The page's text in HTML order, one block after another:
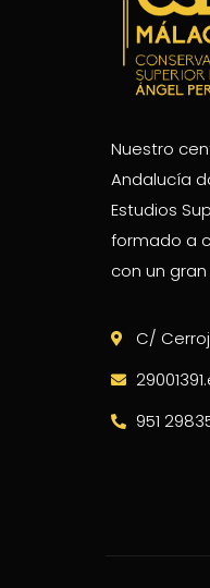
Nuestro
Andalucía
Estudios
formado a
con un
C/
951